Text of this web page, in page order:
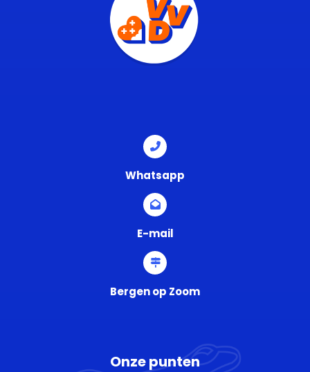
Whatsapp
E-mail
Bergen op Zoom
Onze punten